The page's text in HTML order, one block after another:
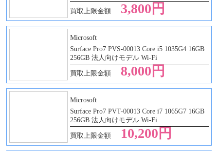
買取上限金額 3,800円
Microsoft
Surface Pro7 PVS-00013 Core i5 1035G4 16GB
256GB 法人向けモデル Wi-Fi
買取上限金額 8,000円
Microsoft
Surface Pro7 PVT-00013 Core i7 1065G7 16GB
256GB 法人向けモデル Wi-Fi
買取上限金額 10,200円